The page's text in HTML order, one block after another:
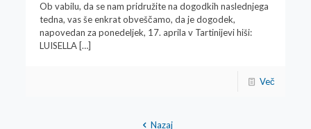
Ob vabilu, da se nam pridružite na dogodkih naslednjega
tedna, vas še enkrat obveščamo, da je dogodek,
napovedan za ponedeljek, 17. aprila v Tartinijevi hiši:
LUISELLA[…]
Več
Nazaj